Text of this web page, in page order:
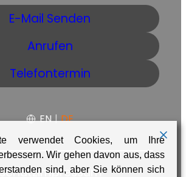
E-Mail Senden
Anrufen
Telefontermin
EN | DE
Impressum
verwendet Cookies, um Ihre
Wir gehen davon aus, dass
sind, aber Sie können sich